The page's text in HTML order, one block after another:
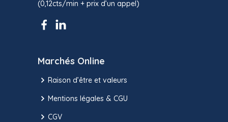
(0,12cts/min + prix d’un appel)
Marchés Online
Raison d’être et valeurs
Mentions légales & CGU
CGV